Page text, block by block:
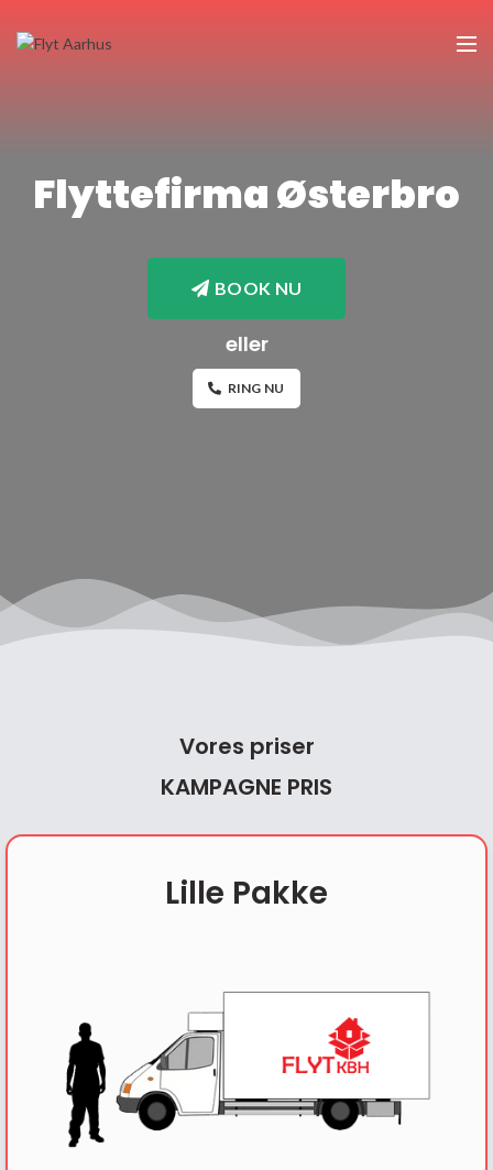
Flyttefirma Østerbro
BOOK NU
eller
RING NU
Vores priser
KAMPAGNE PRIS
Lille Pakke